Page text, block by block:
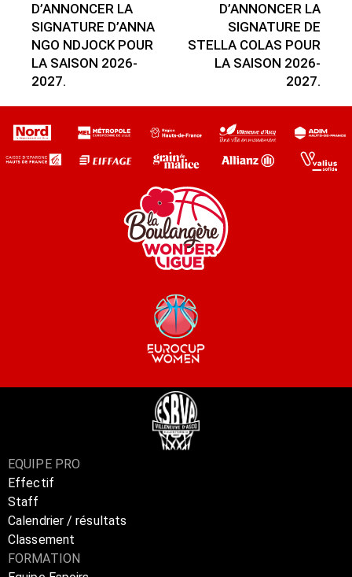
D’ANNONCER LA
SIGNATURE D’ANNA
NGO NDJOCK POUR
LA SAISON 2026-
2027.
D’ANNONCER LA
SIGNATURE DE
STELLA COLAS POUR
LA SAISON 2026-
2027.
EQUIPE PRO
Effectif
Staff
Calendrier / résultats
Classement
FORMATION